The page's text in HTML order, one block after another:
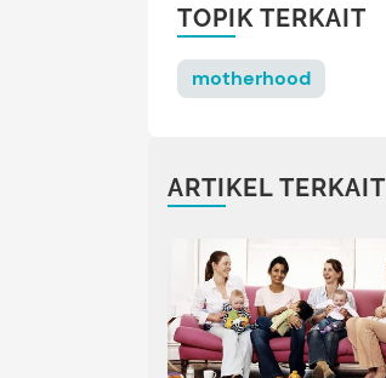
TOPIK TERKAIT
motherhood
ARTIKEL TERKAIT